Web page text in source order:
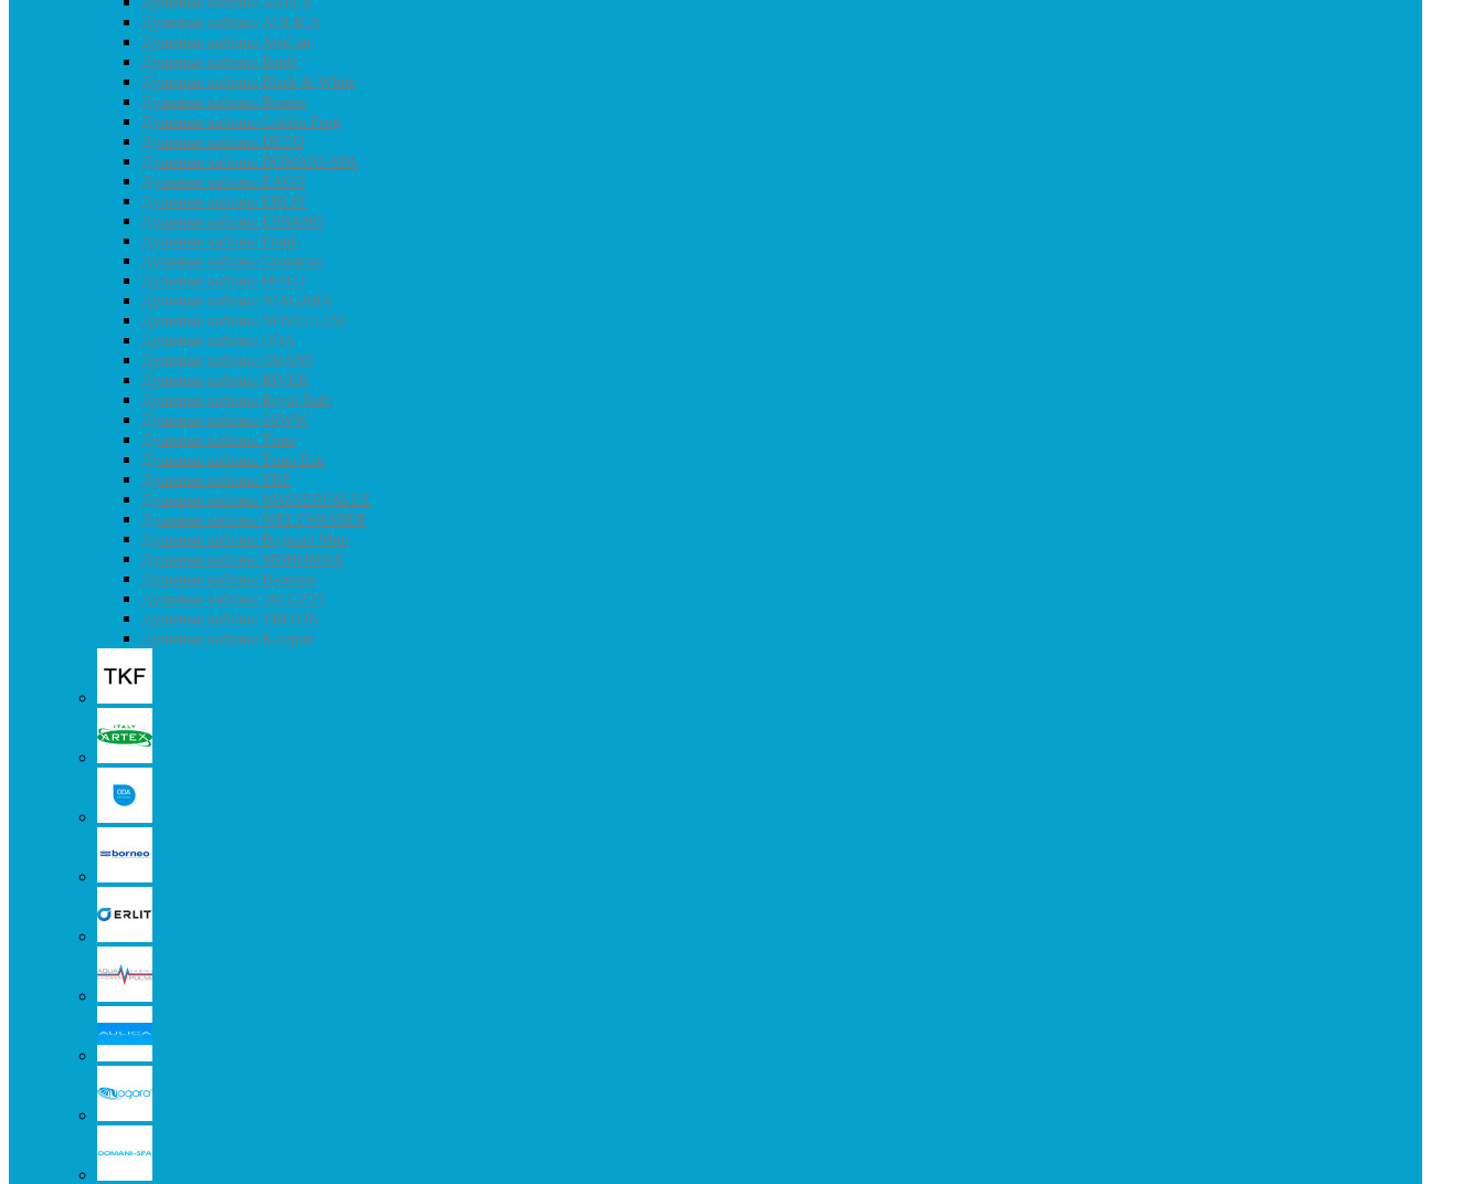
Душевые кабины AULICA
Душевые кабины AvaCan
Душевые кабины Banff
Душевые кабины Black & White
Душевые кабины Borneo
Душевые кабины Colden Frog
Душевые кабины DETO
Душевые кабины DOMANI-SPA
Душевые кабины EAGO
Душевые кабины ERLIT
Душевые кабины ESBANO
Душевые кабины Frank
Душевые кабины Grossman
Душевые кабины HOTO
Душевые кабины NIAGARA
Душевые кабины NOVELLINI
Душевые кабины ODA
Душевые кабины ORANS
Душевые кабины RIVER
Душевые кабины Royal Bath
Душевые кабины SSWW
Душевые кабины Timo
Душевые кабины Timo Eco
Душевые кабины TKF
Душевые кабины WASSERFALLE
Душевые кабины WELTWASSER
Душевые кабины Водный Мир
Душевые кабины МОНОМАХ
Душевые кабины H-серия
Душевые кабины JACUZZI
Душевые кабины TRITON
Душевые кабины К-серия